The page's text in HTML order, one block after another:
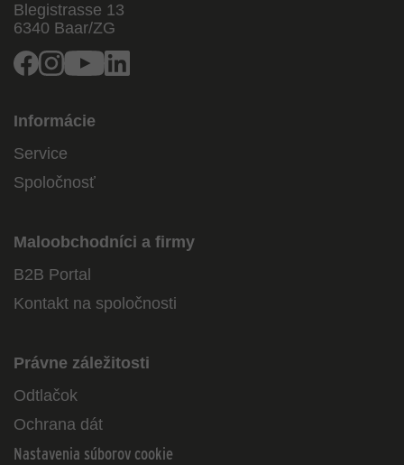
Blegistrasse 13
6340 Baar/ZG
Facebook
InstagramYoutube
Informácie
Service
Spoločnosť
Maloobchodníci a firmy
B2B Portal
Kontakt na spoločnosti
Právne záležitosti
Odtlačok
Ochrana dát
Nastavenia súborov cookie